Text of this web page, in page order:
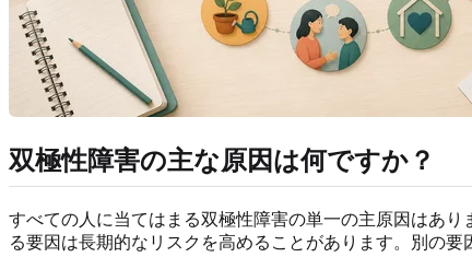
双極性障害の主な原因は何ですか？
すべての人に当てはまる双極性障害の単一の主原因はあ
る要因は長期的なリスクを高めることがあります。別の